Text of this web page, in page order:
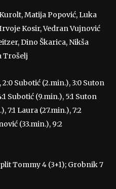
Matija Popović, Luka
Kosir, Vedran Vujnović
Dino Škarica, Nikša
Trošelj
Subotić (2.min.), 3:0 Suton
Subotić (9.min.), 5:1 Suton
7:1 Laura (27.min.), 7:2
(33.min.), 9:2
Tommy 4 (3+1); Grobnik 7